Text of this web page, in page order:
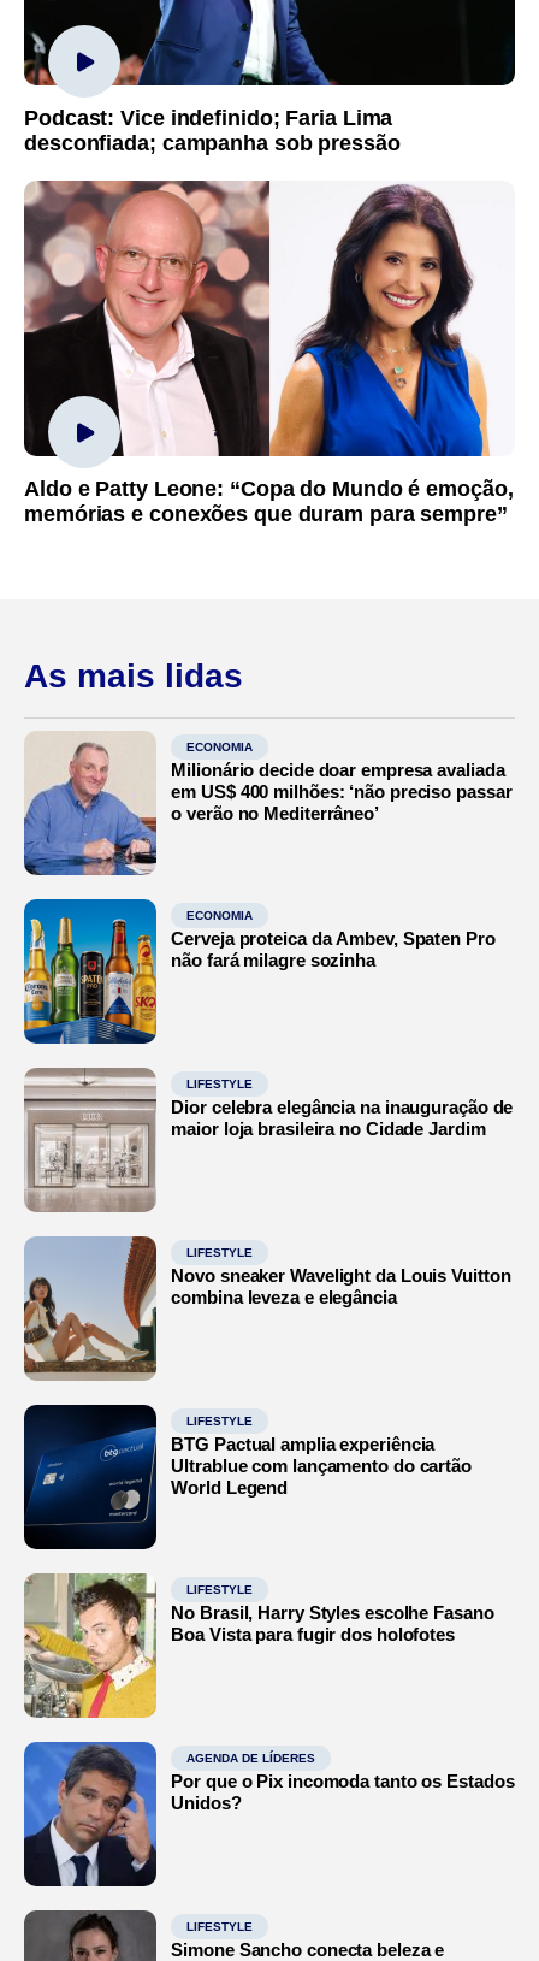
Podcast: Vice indefinido; Faria Lima
desconfiada; campanha sob pressão
Aldo e Patty Leone: “Copa do Mundo é emoção,
memórias e conexões que duram para sempre”
As mais lidas
ECONOMIA
Milionário decide doar empresa avaliada
em US$ 400 milhões: ‘não preciso passar
o verão no Mediterrâneo’
ECONOMIA
Cerveja proteica da Ambev, Spaten Pro
não fará milagre sozinha
LIFESTYLE
Dior celebra elegância na inauguração de
maior loja brasileira no Cidade Jardim
LIFESTYLE
Novo sneaker Wavelight da Louis Vuitton
combina leveza e elegância
LIFESTYLE
BTG Pactual amplia experiência
Ultrablue com lançamento do cartão
World Legend
LIFESTYLE
No Brasil, Harry Styles escolhe Fasano
Boa Vista para fugir dos holofotes
AGENDA DE LÍDERES
Por que o Pix incomoda tanto os Estados
Unidos?
LIFESTYLE
Simone Sancho conecta beleza e